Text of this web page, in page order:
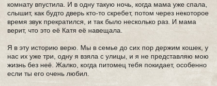
комнату впустила. И в одну такую ночь, когда мама уже спала,
слышит, как будто дверь кто-то скребет, потом через некоторое
время звук прекратился, и так было несколько раз. И мама
верит, что это её Катя её навещала.
Я в эту историю верю. Мы в семье до сих пор держим кошек, у
нас их уже три, одну я взяла с улицы, и я не представляю мою
жизнь без неё. Жалко, когда питомец тебя покидает, особенно
если ты его очень любил.